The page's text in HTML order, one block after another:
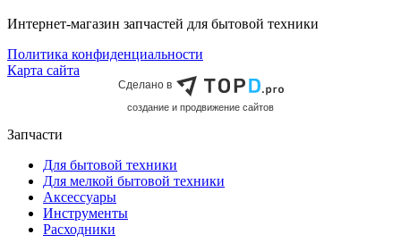
Интернет-магазин запчастей для бытовой техники
Политика конфиденциальности
Карта сайта
Сделано в
cоздание и продвижение сайтов
Запчасти
Для бытовой техники
Для мелкой бытовой техники
Аксессуары
Инструменты
Расходники